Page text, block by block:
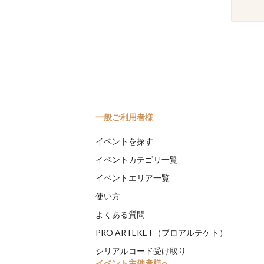
一般ご利用者様
イベントを探す
イベントカテゴリ一覧
イベントエリア一覧
使い方
よくある質問
PRO ARTEKET（プロアルテケト）
シリアルコード受け取り